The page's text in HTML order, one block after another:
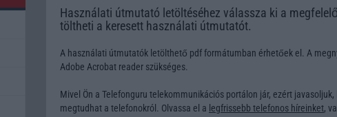
Használati útmutató letöltéséhez válassza ki a
töltheti a keresett használati útmutatót.
A használati útmutatók letölthető pdf formátumban érhetőek el. A
Adobe Acrobat reader szükséges.
Mivel Ön a Telefonguru telekommunikációs portálon jár, ezért
megtudhat a telefonokról. Olvassa el a legfrissebb telefonos híreinket,